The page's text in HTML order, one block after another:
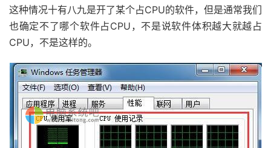
这种情况十有八九是开了某个占CPU的软件，但是通常我们
也确定不了哪个软件占CPU，不是说软件体积越大就越占
CPU，不是这样的。